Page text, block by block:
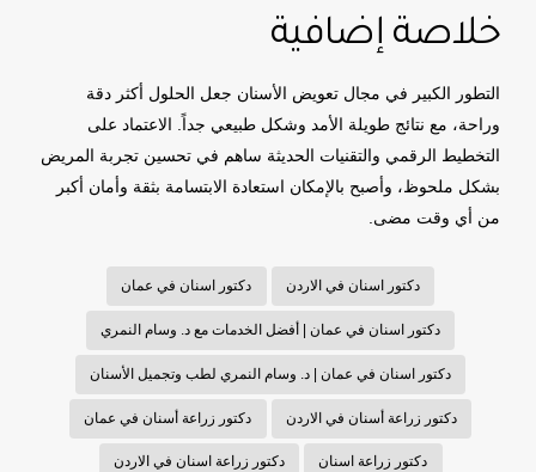
خلاصة إضافية
التطور الكبير في مجال تعويض الأسنان جعل الحلول أكثر دقة
وراحة، مع نتائج طويلة الأمد وشكل طبيعي جداً. الاعتماد على
التخطيط الرقمي والتقنيات الحديثة ساهم في تحسين تجربة المريض
بشكل ملحوظ، وأصبح بالإمكان استعادة الابتسامة بثقة وأمان أكبر
من أي وقت مضى.
دكتور اسنان في الاردن دكتور اسنان في عمان
دكتور اسنان في عمان | أفضل الخدمات مع د. وسام النمري
دكتور اسنان في عمان | د. وسام النمري لطب وتجميل الأسنان
دكتور زراعة أسنان في الاردن دكتور زراعة أسنان في عمان
دكتور زراعة اسنان دكتور زراعة اسنان في الاردن